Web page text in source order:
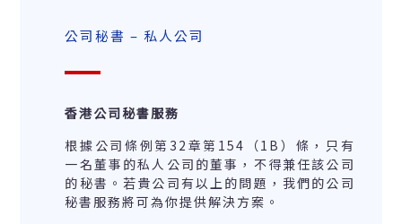
公司秘書 – 私人公司
香港公司秘書服務
根據公司條例第32章第154（1B）條，只有
一名董事的私人公司的董事，不得兼任該公司
的秘書。若貴公司有以上的問題，我們的公司
秘書服務將可為你提供解決方案。